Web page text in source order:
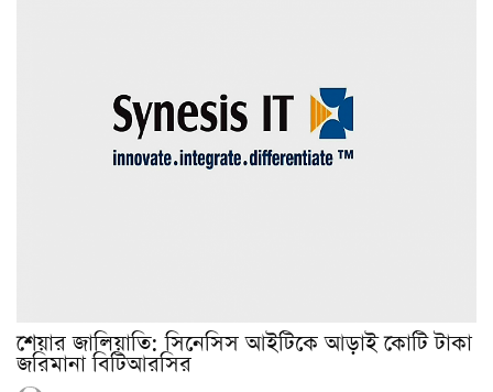
শেয়ার জালিয়াতি: সিনেসিস আইটিকে আড়াই কোটি টাকা
জরিমানা বিটিআরসির